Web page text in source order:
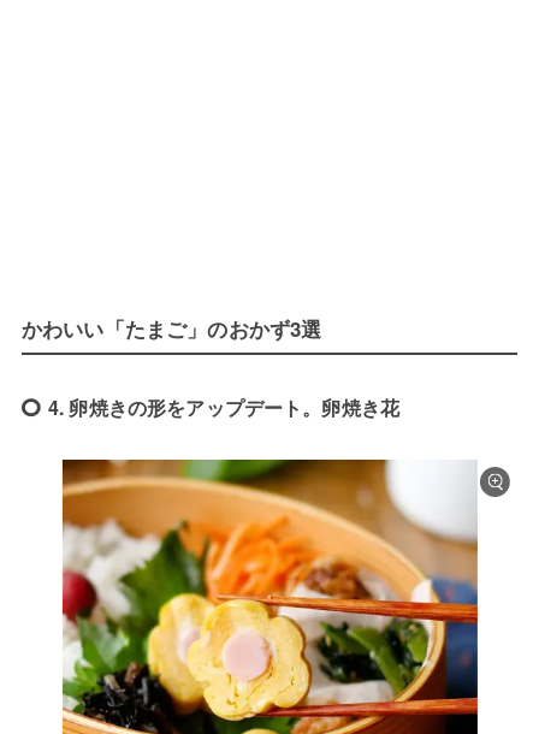
かわいい「たまご」のおかず3選
4. 卵焼きの形をアップデート。卵焼き花